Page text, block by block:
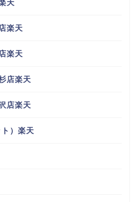
天
楽天
楽天
店楽天
店楽天
）楽天